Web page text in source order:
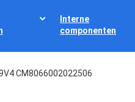
Interne
componenten
CM8066002022506